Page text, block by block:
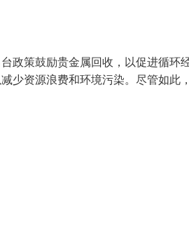
政策鼓励贵金属回收，以促进循环
少资源浪费和环境污染。尽管如此